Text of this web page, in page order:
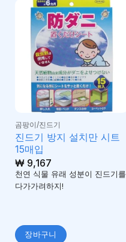
곰팡이/진드기
진드기 방지 설치만 시트
15매입
₩9,167
천연 식물 유래 성분이 진드기를
다가가려하지!
장바구니